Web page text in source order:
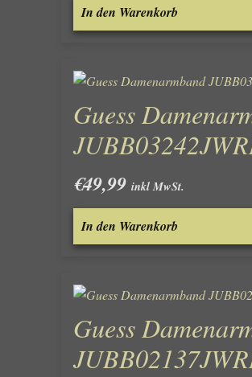
In den Warenkorb
Guess
€49,99 inkl MwSt.
In den Warenkorb
Guess